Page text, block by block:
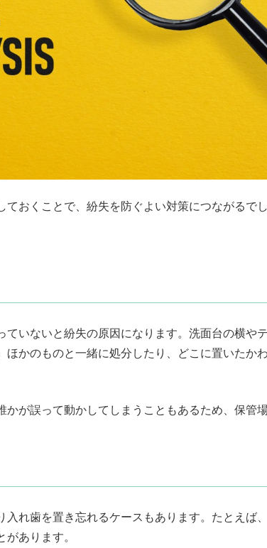
ておくことで、紛失を防ぐよい対策につながるで
ていないと紛失の原因になります。洗面台の横や
ほかのものと一緒に処分したり、どこに置いたか
かが誤って動かしてしまうこともあるため、保管
入れ歯を置き忘れるケースもあります。たとえば
あります。